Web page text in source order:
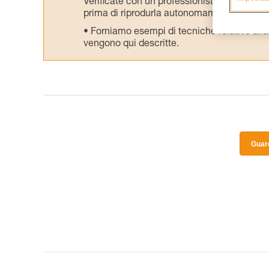
Verificate con un professionista la vostra
prima di riprodurla autonomamente.
Forniamo esempi di tecniche relative
vengono qui descritte.